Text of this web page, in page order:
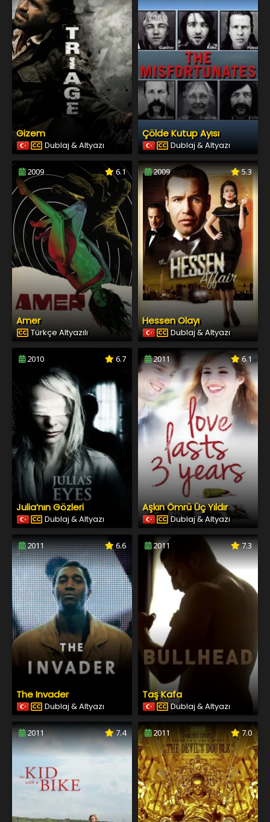
Gizem
Dublaj & Altyazı
Çölde Kutup Ayısı
Dublaj & Altyazı
2009 6.1
Amer
Türkçe Altyazılı
2009 5.3
Hessen Olayı
Dublaj & Altyazı
2010 6.7
Julia’nın Gözleri
Dublaj & Altyazı
2011 6.1
Aşkın Ömrü Üç Yıldır
Dublaj & Altyazı
2011 6.6
The Invader
Dublaj & Altyazı
2011 7.3
Taş Kafa
Dublaj & Altyazı
2011 7.4 2011 7.0